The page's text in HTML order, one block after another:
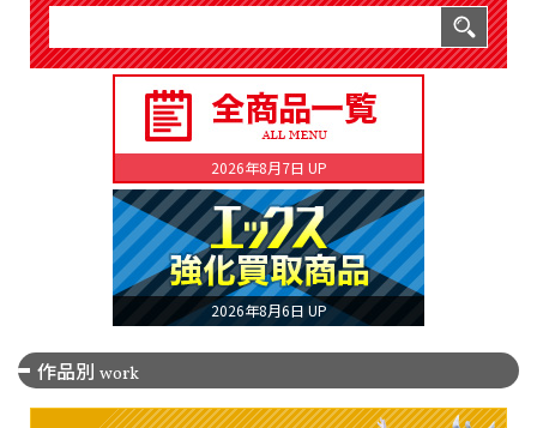
2026年8月7日 UP
2026年8月6日 UP
作品別 work